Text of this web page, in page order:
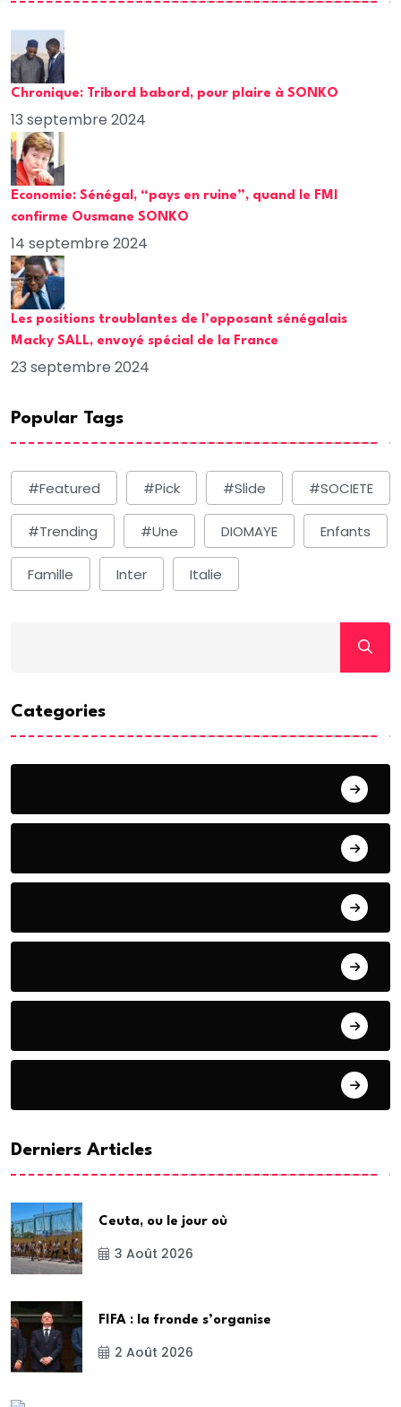
Chronique: Tribord babord, pour plaire à SONKO
13 septembre 2024
Economie: Sénégal, “pays en ruine”, quand le FMI
confirme Ousmane SONKO
14 septembre 2024
Les positions troublantes de l’opposant sénégalais
Macky SALL, envoyé spécial de la France
23 septembre 2024
Popular Tags
#Featured #Pick #Slide #SOCIETE
#Trending #une DIOMAYE Enfants
Famille Inter Italie
Categories
Derniers Articles
Ceuta, ou le jour où
3 Août 2026
FIFA : la fronde s’organise
2 Août 2026